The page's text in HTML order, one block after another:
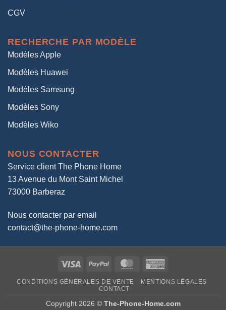
CGV
RECHERCHE PAR MODÈLE
Modèles Apple
Modèles Huawei
Modèles Samsung
Modèles Sony
Modèles Wiko
NOUS CONTACTER
Service client The Phone Home
13 Avenue du Mont Saint Michel
73000 Barberaz
Nous contacter par email
contact@the-phone-home.com
Visa PayPal MasterCard
CONDITIONS GÉNÉRALES DE VENTE
MENTIONS LÉGALES
CONTACT
Copyright 2026 © The-Phone-Home.com